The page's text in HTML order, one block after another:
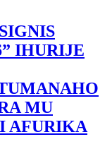
IHURIJE
MU
AFURIKA